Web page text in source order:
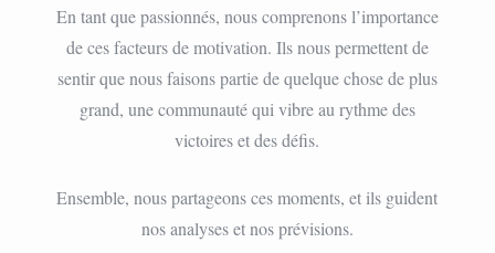
En tant que passionnés, nous comprenons l’importance
de ces facteurs de motivation. Ils nous permettent de
sentir que nous faisons partie de quelque chose de plus
grand, une communauté qui vibre au rythme des
victoires et des défis.
Ensemble, nous partageons ces moments, et ils guident
nos analyses et nos prévisions.